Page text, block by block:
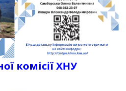
комісії ХНУ